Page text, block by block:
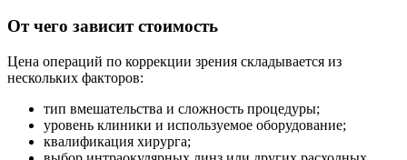
От чего зависит стоимость
Цена операций по коррекции зрения складывается из
нескольких факторов:
тип вмешательства и сложность процедуры;
уровень клиники и используемое оборудование;
квалификация хирурга;